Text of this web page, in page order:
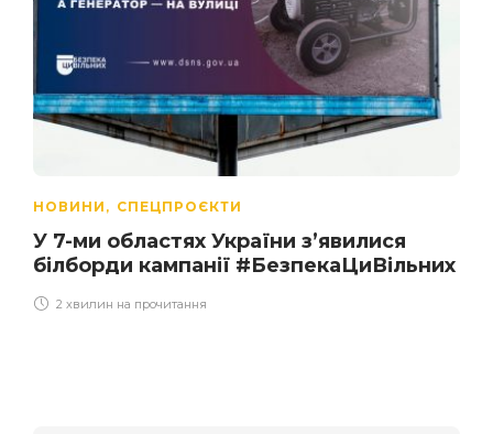
НОВИНИ , СПЕЦПРОЄКТИ
У 7-ми областях України з’явилися
білборди кампанії #БезпекаЦиВільних
2 хвилин на прочитання